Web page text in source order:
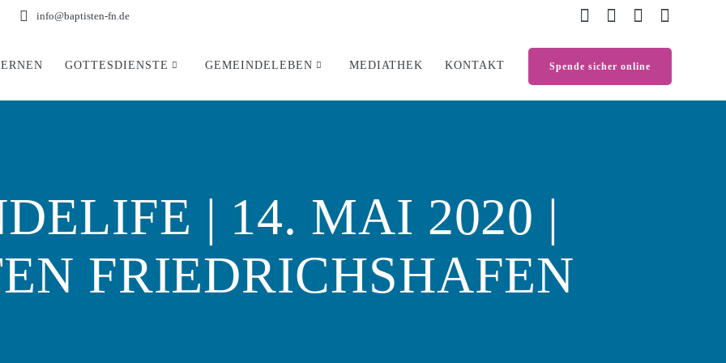
info@baptisten-fn.de
GOTTESDIENSTE GEMEINDELEBEN MEDIATHEK KONTAKT Spende sicher online
| 14. MAI 2020 |
FRIEDRICHSHAFEN